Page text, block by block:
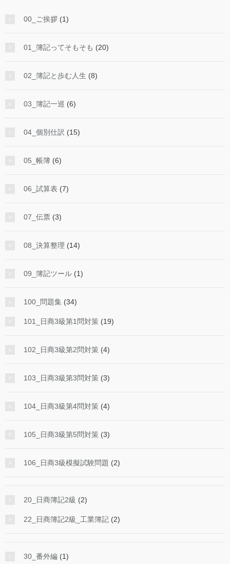
00_ご挨拶 (1)
01_簿記ってそもそも (20)
02_簿記と歩む人生 (8)
03_簿記一巡 (6)
04_個別仕訳 (15)
05_帳簿 (6)
06_試算表 (7)
07_伝票 (3)
08_決算整理 (14)
09_簿記ツール (1)
100_問題集 (34)
101_日商3級第1問対策 (19)
102_日商3級第2問対策 (4)
103_日商3級第3問対策 (3)
104_日商3級第4問対策 (4)
105_日商3級第5問対策 (3)
106_日商3級模擬試験問題 (2)
20_日商簿記2級 (2)
22_日商簿記2級_工業簿記 (2)
30_番外編 (1)